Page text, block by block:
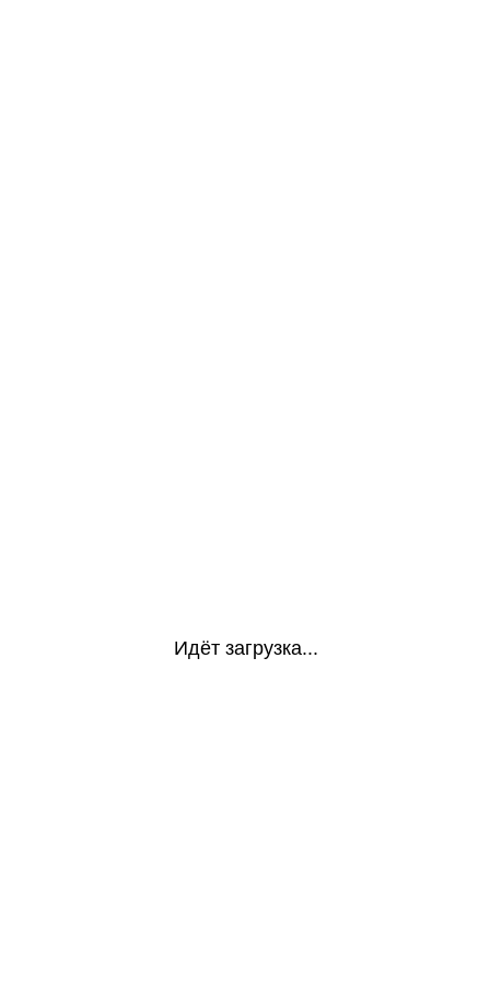
Идёт загрузка...